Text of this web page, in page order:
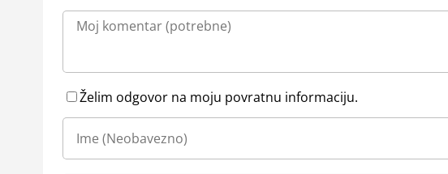
Želim odgovor na moju povratnu informaciju.